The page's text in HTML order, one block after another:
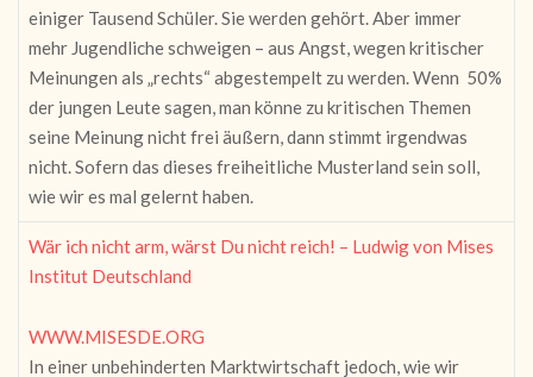
einiger Tausend Schüler. Sie werden gehört. Aber immer
mehr Jugendliche schweigen – aus Angst, wegen kritischer
Meinungen als „rechts“ abgestempelt zu werden. Wenn 50%
der jungen Leute sagen, man könne zu kritischen Themen
seine Meinung nicht frei äußern, dann stimmt irgendwas
nicht. Sofern das dieses freiheitliche Musterland sein soll,
wie wir es mal gelernt haben.
Wär ich nicht arm, wärst Du nicht reich! – Ludwig von Mises
Institut Deutschland
WWW.MISESDE.ORG
In einer unbehinderten Marktwirtschaft jedoch, wie wir